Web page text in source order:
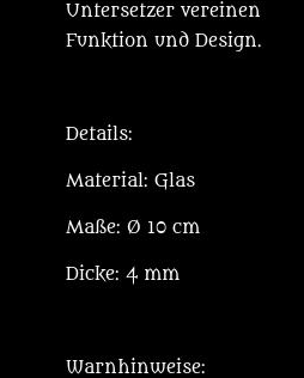
Untersetzer vereinen
Funktion und Design.
Details:
Material: Glas
Maße: Ø 10 cm
Dicke: 4 mm
Warnhinweise: